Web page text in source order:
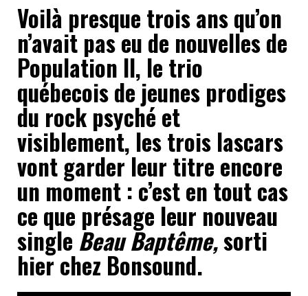
Voilà presque trois ans qu’on
n’avait pas eu de nouvelles de
Population II, le trio
québecois de jeunes prodiges
du rock psyché et
visiblement, les trois lascars
vont garder leur titre encore
un moment : c’est en tout cas
ce que présage leur nouveau
single Beau Baptême,sorti
hier chez Bonsound.